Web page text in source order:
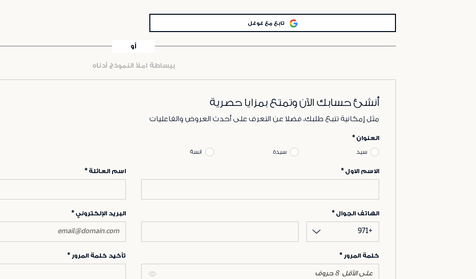
تابع مع غوغل
أو
ببساطة املأ النموذج أدناه
أنشئ حسابك الآن وتمتع بمزايا حصرية
مثل إمكانية تتبع طلبك، فضلا عن التعرف على أحدث العروض والفاعليات
العنوان
سيد سيدة انسة
الاسم الاول اسم العائلة
الهاتف الجوال
+971
البريد الإلكتروني
كلمة المرور تأكيد كلمة المرور